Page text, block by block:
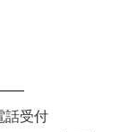
話受付